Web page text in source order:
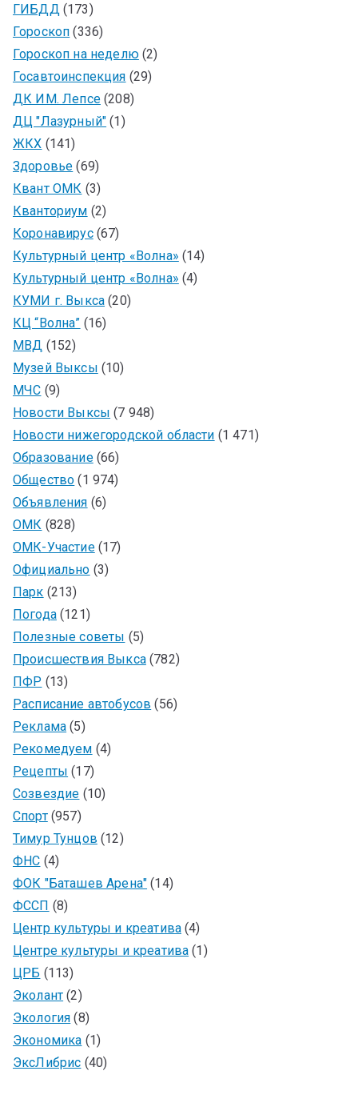
ГИБДД(173)
Гороскоп (336)
Гороскоп на неделю(2)
Госавтоинспекция (29)
ДК ИМ. Лепсе(208)
ДЦ "Лазурный" (1)
ЖКХ (141)
Здоровье (69)
Квант ОМК (3)
Кванториум (2)
Коронавирус(67)
Культурный центр «Волна» (14)
Культурный центр «Волна» (4)
КУМИ г. Выкса (20)
КЦ “Волна” (16)
МВД (152)
Музей Выксы (10)
МЧС (9)
Новости Выксы (7 948)
Новости нижегородской области (1 471)
Образование(66)
Общество (1 974)
Объявления (6)
ОМК (828)
ОМК-Участие(17)
Официально (3)
Парк (213)
Погода(121)
Полезные советы (5)
Происшествия Выкса(782)
ПФР (13)
Расписание автобусов (56)
Реклама (5)
Рекомедуем (4)
Рецепты (17)
Созвездие (10)
Спорт(957)
Тимур Тунцов (12)
ФНС (4)
ФОК "Баташев Арена" (14)
ФССП (8)
Центр культуры и креатива (4)
Центре культуры и креатива (1)
ЦРБ (113)
Эколант (2)
Экология (8)
Экономика (1)
ЭксЛибрис (40)